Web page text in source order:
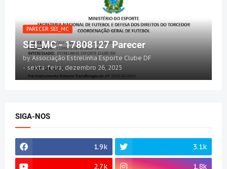
PARECER SEI_MC
SEI_MC - 17808127 Parecer
by Associação Estrelinha Esporte Clube DF
- sexta-feira, dezembro 26, 2025
SIGA-NOS
1.9k 3.1k
2.7k 1.8k